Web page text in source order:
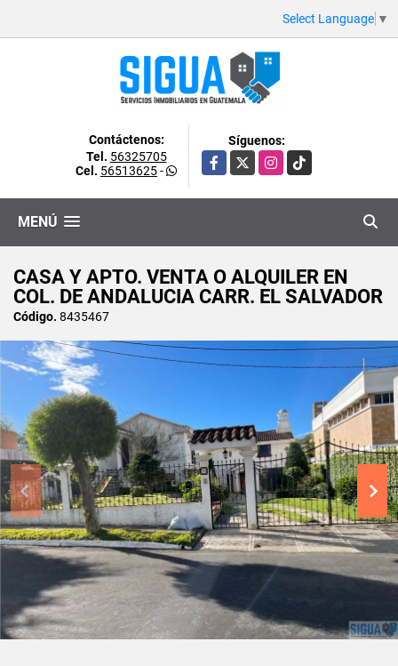
Select Language ▼
Contáctenos:
Tel. 56325705
Cel. 56513625-
Síguenos:
Facebook
X Instagram
TikTok
MENÚ
CASA Y APTO. VENTA O ALQUILER EN
COL. DE ANDALUCIA CARR. EL SALVADOR
Código. 8435467